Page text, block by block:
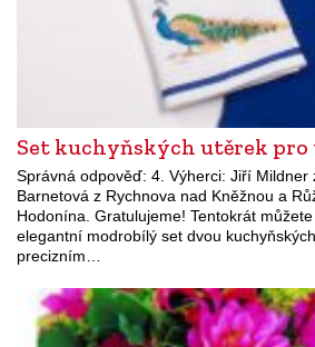
Set kuchyňských utěrek
Správná odpověď: 4. Výherci: Jiří Mildner
Barnetová z Rychnova nad Kněžnou a
Hodonína. Gratulujeme! Tentokrát
elegantní modrobílý set dvou
precizním…